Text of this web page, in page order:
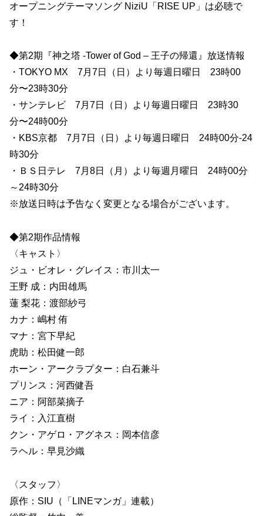
オープニングテーマソング NiziU「RISE UP」は必聴で
す！
◆第2期『神之塔 -Tower of God – 王子の帰還』放送情報
・TOKYO MX 7月7日（日）より毎週日曜日 23時00
分〜23時30分
・サンテレビ 7月7日（日）より毎週日曜日 23時30
分〜24時00分
・KBS京都 7月7日（日）より毎週日曜日 24時00分-24
時30分
・ＢＳ日テレ 7月8日（月）より毎週月曜日 24時00分
～24時30分
※放送日時は予告なく変更となる場合がございます。
◆第2期作品情報
〈キャスト〉
ジュ・ビオレ・グレイス：市川太一
王野 成：内田雄馬
蓮 梨花：渡部紗弓
カナ：嶋村 侑
マナ：宮下早紀
虎助：松田健一郎
ホーン・アークラプター：白石兼斗
プリンス：河西健吾
ニア：阿部菜摘子
ライ：入江直樹
クン・アゲロ・アグネス：岡本信彦
ラヘル：早見沙織
〈スタッフ〉
原作：SIU（「LINEマンガ」連載）